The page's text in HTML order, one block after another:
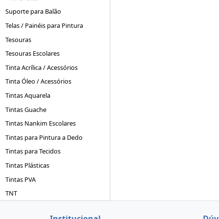
Suporte para Balão
Telas / Painéis para Pintura
Tesouras
Tesouras Escolares
Tinta Acrílica / Acessórios
Tinta Óleo / Acessórios
Tintas Aquarela
Tintas Guache
Tintas Nankim Escolares
Tintas para Pintura a Dedo
Tintas para Tecidos
Tintas Plásticas
Tintas PVA
TNT